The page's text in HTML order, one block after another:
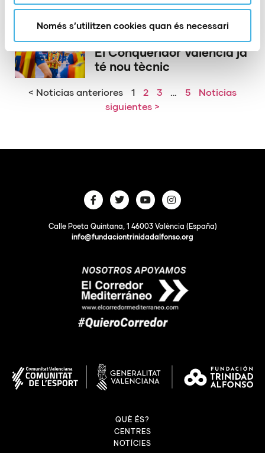
Només s’utilitzen cookies quan és necessari
El Conqueridor València ja
té nou tècnic
< Noticias anteriores 1 2 3 … 5
Noticias
siguientes >
Calle Poeta Quintana, 1 46003 València (España)
info@fundaciontrinidadalfonso.org
QUÈ ÉS?
CENTRES
NOTÍCIES